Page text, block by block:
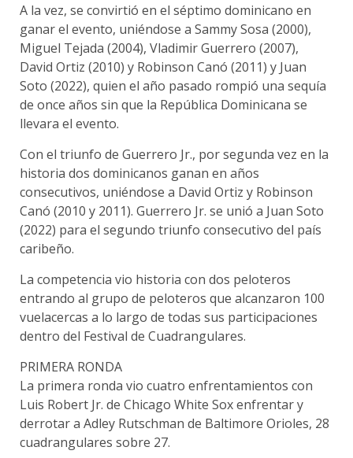
A la vez, se convirtió en el séptimo dominicano en
ganar el evento, uniéndose a Sammy Sosa (2000),
Miguel Tejada (2004), Vladimir Guerrero (2007),
David Ortiz (2010) y Robinson Canó (2011) y Juan
Soto (2022), quien el año pasado rompió una sequía
de once años sin que la República Dominicana se
llevara el evento.
Con el triunfo de Guerrero Jr., por segunda vez en la
historia dos dominicanos ganan en años
consecutivos, uniéndose a David Ortiz y Robinson
Canó (2010 y 2011). Guerrero Jr. se unió a Juan Soto
(2022) para el segundo triunfo consecutivo del país
caribeño.
La competencia vio historia con dos peloteros
entrando al grupo de peloteros que alcanzaron 100
vuelacercas a lo largo de todas sus participaciones
dentro del Festival de Cuadrangulares.
PRIMERA RONDA
La primera ronda vio cuatro enfrentamientos con
Luis Robert Jr. de Chicago White Sox enfrentar y
derrotar a Adley Rutschman de Baltimore Orioles, 28
cuadrangulares sobre 27.